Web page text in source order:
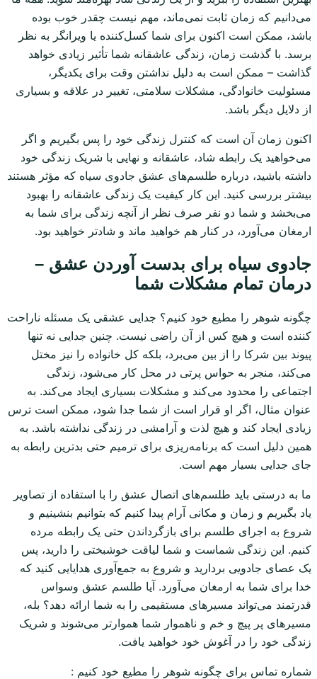
می‌دانیم که زمان ثابت نمی‌ماند، مهم نیست چقدر خوب بوده
باشد، ممکن است اکنون برای شما کسل‌کننده یا ویرانگر به نظر
برسد. با گذشت زمان، زندگی عاشقانه شما تأثیر زیادی خواهد
گذاشت – ممکن است به دلیل نداشتن وقت برای یکدیگر،
مسئولیت خانوادگی، مشکلات سلامتی، تغییر در علاقه و بسیاری
از دلایل دیگر باشد.
اکنون زمان آن است که کنترل زندگی خود را پس بگیریم و اگر
می‌خواهید یک رابطه شاد، عاشقانه و نهایی با شریک زندگی خود
داشته باشید، درباره طلسم‌های عشق جادوی سیاه که مؤثر هستند
بیشتر بررسی کنید. این کار کیفیت یک زندگی عاشقانه را بهبود
می‌بخشد و شما دو نفر صرف نظر از آنچه زندگی برای شما به
ارمغان می‌آورد، در کنار هم خواهید ماند و شادتر خواهید بود.
جادوی سیاه برای بدست آوردن عشق –
درمان تمام مشکلات شما
چگونه شوهر را مطیع خود کنیم؟ جدایی عشقی یک مسئله ناراحت
کننده است و هیچ کس از آن راضی نیست. چنین جدایی نه تنها
پیوند بین شرکا را از بین می‌برد، بلکه کل خانواده را نیز مختل
می‌کند، منجر به حواس پرتی در محل کار می‌شود، زندگی
اجتماعی را محدود می‌کند و مشکلات بسیاری ایجاد می‌کند. به
عنوان مثال، اگر او قرار است از شما جدا شود، ممکن است ترس
زیادی ایجاد کند و هیچ لذت و آرامشی در زندگی نداشته باشد. به
همین دلیل است که برنامه‌ریزی برای ترمیم حتی بدترین رابطه به
جای جدایی بسیار مهم است.
ما به درستی باید طلسم‌های اتصال عشق را با استفاده از تصاویر
یاد بگیریم و زمان و مکانی آرام پیدا کنیم که بتوانیم بنشینیم و
شروع به اجرای طلسم برای بازگرداندن حتی یک رابطه مرده
کنیم. این زندگی شماست و شما لیاقت خوشبختی را دارید، پس
یک عصای جادویی بردارید و شروع به جمع‌آوری هدایایی کنید که
خدا برای شما به ارمغان می‌آورد. آیا طلسم عشق وسواس
قدرتمند می‌تواند مسیرهای مستقیمی را به شما ارائه دهد؟ بله،
مسیرهای پر پیچ و خم و ناهموار شما هموارتر می‌شوند و شریک
زندگی خود را در آغوش خود خواهید یافت.
شماره تماس برای چگونه شوهر را مطیع خود کنیم :